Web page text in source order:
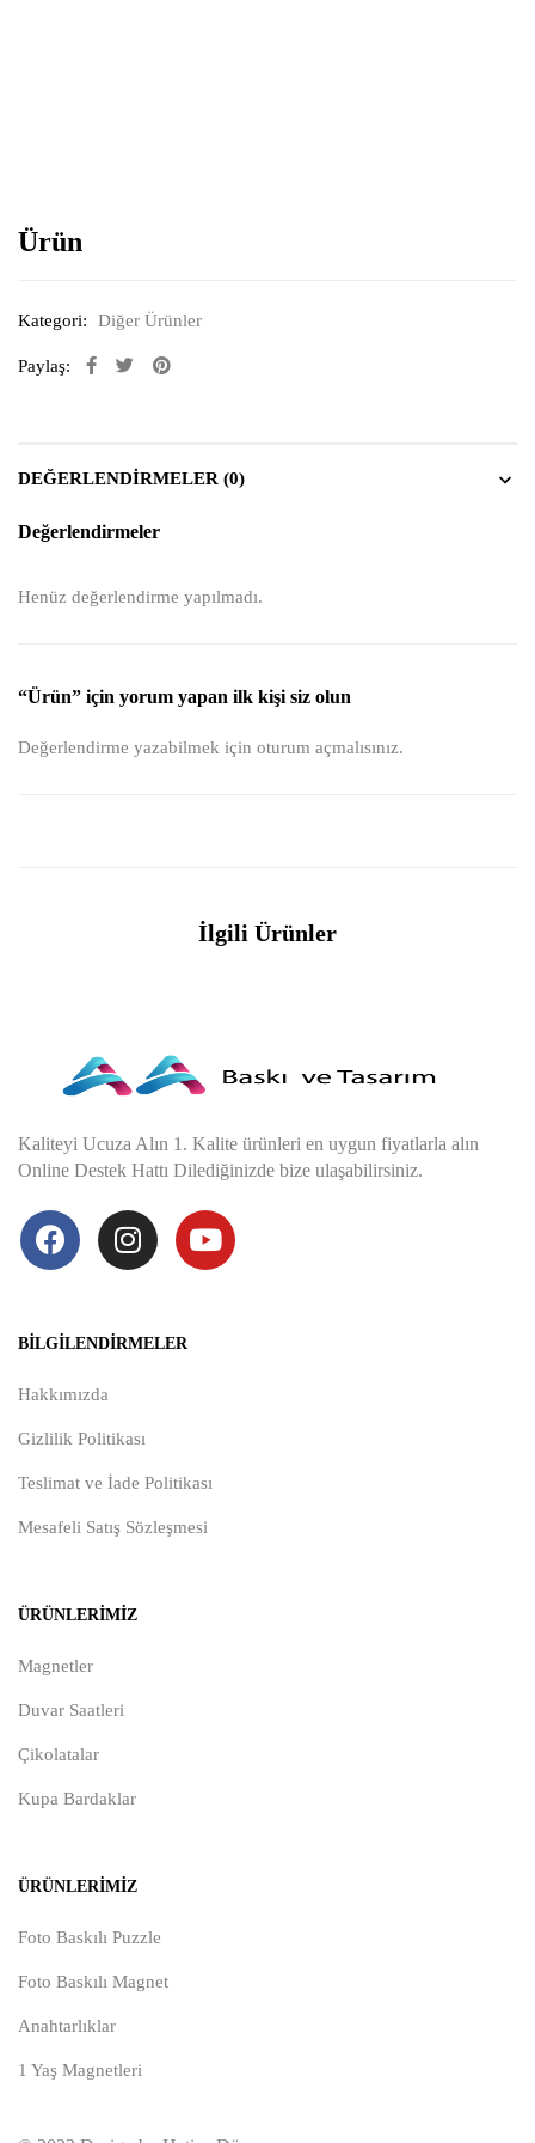
Ürün
Kategori: Diğer Ürünler
Paylaş:
DEĞERLENDIRMELER (0)
Değerlendirmeler
Henüz değerlendirme yapılmadı.
“Ürün” için yorum yapan ilk kişi siz olun
Değerlendirme yazabilmek için oturum açmalısınız.
İlgili Ürünler
Kaliteyi Ucuza Alın 1. Kalite ürünleri en uygun fiyatlarla alın
Online Destek Hattı Dilediğinizde bize ulaşabilirsiniz.
BILGILENDIRMELER
Hakkımızda
Gizlilik Politikası
Teslimat ve İade Politikası
Mesafeli Satış Sözleşmesi
ÜRÜNLERIMIZ
Magnetler
Duvar Saatleri
Çikolatalar
Kupa Bardaklar
ÜRÜNLERIMIZ
Foto Baskılı Puzzle
Foto Baskılı Magnet
Anahtarlıklar
1 Yaş Magnetleri